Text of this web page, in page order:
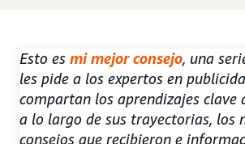
Esto es mi mejor consejo, una
les pide a los expertos en
compartan los aprendizajes clave
a lo largo de sus trayectorias, los
consejos que recibieron e